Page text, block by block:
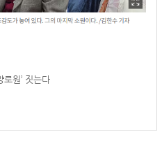
원’ 짓는다